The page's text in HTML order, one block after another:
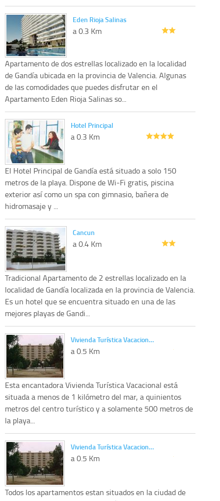
Eden Rioja Salinas
a 0.3 Km
Apartamento de dos estrellas localizado en la localidad
de Gandía ubicada en la provincia de Valencia. Algunas
de las comodidades que puedes disfrutar en el
Apartamento Eden Rioja Salinas so...
Hotel Principal
a 0.3 Km
El Hotel Principal de Gandía está situado a solo 150
metros de la playa. Dispone de Wi-Fi gratis, piscina
exterior así como un spa con gimnasio, bañera de
hidromasaje y ...
Cancun
a 0.4 Km
Tradicional Apartamento de 2 estrellas localizado en la
localidad de Gandía localizada en la provincia de Valencia.
Es un hotel que se encuentra situado en una de las
mejores playas de Gandi...
Vivienda Turística Vacacion…
a 0.5 Km
Esta encantadora Vivienda Turística Vacacional está
situada a menos de 1 kilómetro del mar, a quinientos
metros del centro turístico y a solamente 500 metros de
la playa...
Vivienda Turística Vacacion…
a 0.5 Km
Todos los apartamentos estan situados en la ciudad de